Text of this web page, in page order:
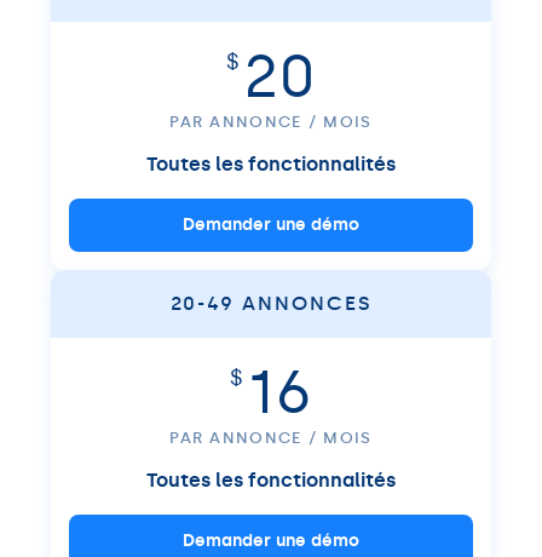
$ 20
PAR ANNONCE / MOIS
Toutes les fonctionnalités
Demander une démo
20-49 ANNONCES
$ 16
PAR ANNONCE / MOIS
Toutes les fonctionnalités
Demander une démo